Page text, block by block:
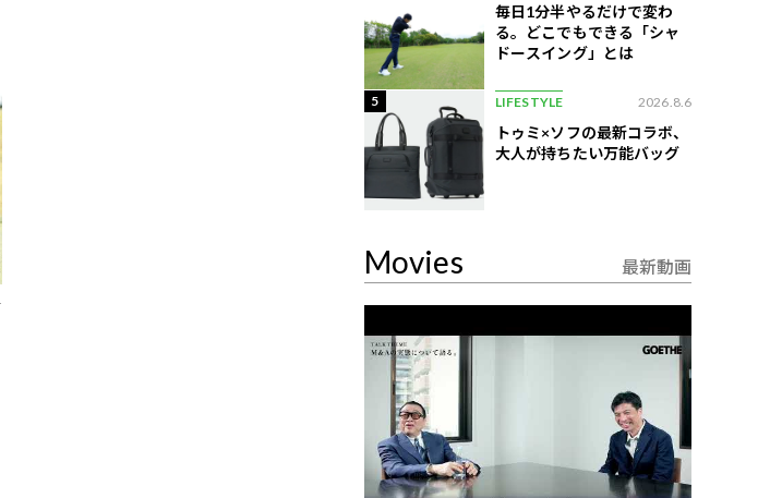
毎日1分半やるだけで変わ
る。どこでもできる「シャ
ドースイング」とは
5 LIFESTYLE 2026.8.6
トゥミ×ソフの最新コラボ、
大人が持ちたい万能バッグ
Movies 最新動画